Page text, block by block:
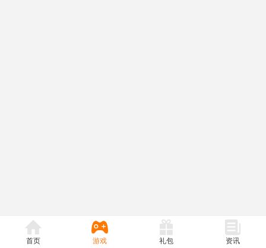
首页 游戏 礼包 资讯